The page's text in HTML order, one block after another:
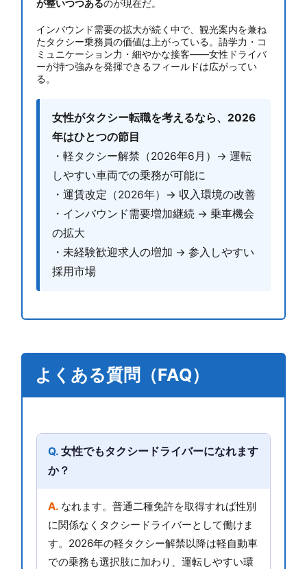
が整いつつあるのが現在だ。
インバウンド需要の拡大が続く中で、観光案内を兼ね
たタクシー乗務員の価値は上がっている。語学力・コ
ミュニケーション力・細やかな接客——女性ドライバ
ーが持つ強みを発揮できるフィールドは広がってい
る。
女性がタクシー転職を考えるなら、2026
年はひとつの節目
・軽タクシー解禁（2026年6月）→ 運転
しやすい車両での乗務が可能に
・運賃改定（2026年）→ 収入環境の改善
・インバウンド需要増加継続 → 乗車機会
の拡大
・未経験歓迎求人の増加 → 参入しやすい
採用市場
よくある質問（FAQ）
女性でもタクシードライバーになれます
か？
なれます。普通二種免許を取得すれば性別
に関係なくタクシードライバーとして働けま
す。2026年の軽タクシー解禁以降は軽自動車
での乗務も選択肢に加わり、運転しやすい環